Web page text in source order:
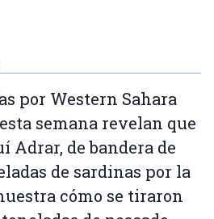
por Western Sahara
semana revelan que
Adrar, de bandera de
de sardinas por la
cómo se tiraron